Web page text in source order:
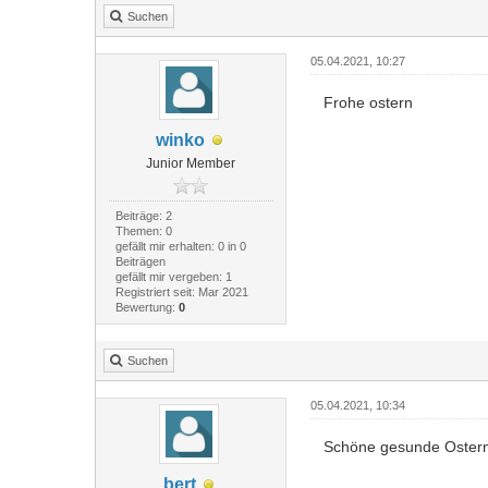
Suchen
winko
Junior Member
Beiträge: 2
Themen: 0
gefällt mir erhalten: 0 in 0
Beiträgen
gefällt mir vergeben: 1
Registriert seit: Mar 2021
Bewertung: 0
05.04.2021, 10:27
Frohe ostern
Suchen
bert
05.04.2021, 10:34
Schöne gesunde